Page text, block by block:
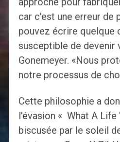
car c'est une erreur de
pouvez écrire quelque
susceptible de devenir
Gonemeyer. «Nous
notre processus de
Cette philosophie a
l'évasion « What A
biscusée par le soleil